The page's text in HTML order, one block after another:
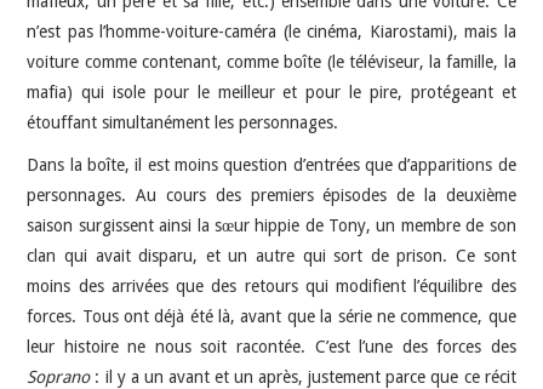
n’est pas l’homme-voiture-caméra (le cinéma, Kiarostami), mais la
voiture comme contenant, comme boîte (le téléviseur, la famille, la
mafia) qui isole pour le meilleur et pour le pire, protégeant et
étouffant simultanément les personnages.
Dans la boîte, il est moins question d’entrées que d’apparitions de
personnages. Au cours des premiers épisodes de la deuxième
saison surgissent ainsi la sœur hippie de Tony, un membre de son
clan qui avait disparu, et un autre qui sort de prison. Ce sont
moins des arrivées que des retours qui modifient l’équilibre des
forces. Tous ont déjà été là, avant que la série ne commence, que
leur histoire ne nous soit racontée. C’est l’une des forces des
Soprano: il y a un avant et un après, justement parce que ce récit